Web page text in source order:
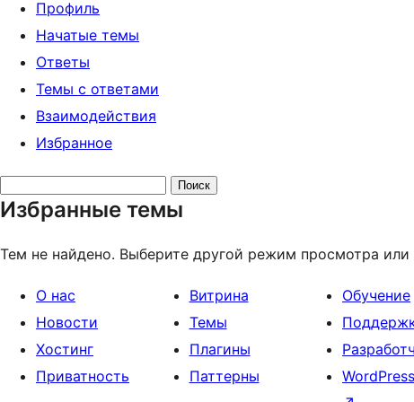
Профиль
Начатые темы
Ответы
Темы с ответами
Взаимодействия
Избранное
тем:
Избранные темы
Тем не найдено. Выберите другой режим просмотра или
О нас
Новости
Хостинг
Приватность
Витрина
Темы
Плагины
Паттерны
Обучение